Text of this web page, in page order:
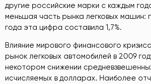
другие российские марки с каждым
меньшая часть рынка легковых машин:
года эта цифра составила 1,7%.
Влияние мирового финансового
рынок легковых автомобилей в 2009
некотором снижении
исчисляемых в долларах. Наиболее